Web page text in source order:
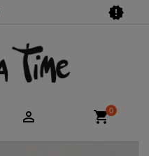
new_releases
 shopping_cart0